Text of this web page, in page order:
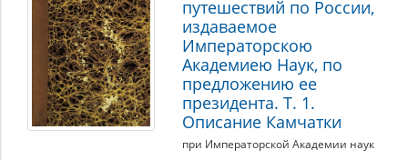
путешествий по России,
издаваемое
Императорскою
Академиею Наук, по
предложению ее
президента. Т. 1.
Описание Камчатки
при Императорской Академии наук